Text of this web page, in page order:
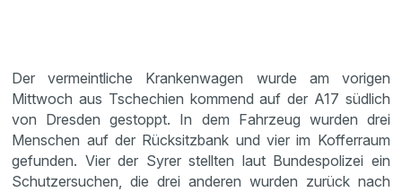
Der vermeintliche Krankenwagen wurde am vorigen
Mittwoch aus Tschechien kommend auf der A17 südlich
von Dresden gestoppt. In dem Fahrzeug wurden drei
Menschen auf der Rücksitzbank und vier im Kofferraum
gefunden. Vier der Syrer stellten laut Bundespolizei ein
Schutzersuchen, die drei anderen wurden zurück nach